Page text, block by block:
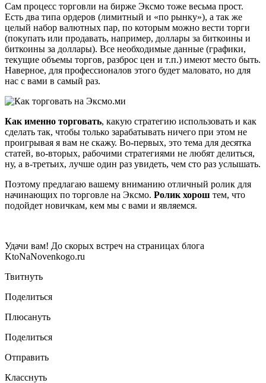
Сам процесс торговли на бирже Эксмо тоже весьма прост.
Есть два типа ордеров (лимитный и «по рынку»), а так же
целый набор валютных пар, по которым можно вести торги
(покупать или продавать, например, доллары за биткоины и
биткоины за доллары). Все необходимые данные (графики,
текущие объемы торгов, разброс цен и т.п.) имеют место быть.
Наверное, для профессионалов этого будет маловато, но для
нас с вами в самый раз.
Как именно торговать, какую стратегию использовать и как
сделать так, чтобы только зарабатывать ничего при этом не
проигрывая я вам не скажу. Во-первых, это тема для десятка
статей, во-вторых, рабочими стратегиями не любят делиться,
ну, а в-третьих, лучше один раз увидеть, чем сто раз услышать.
Поэтому предлагаю вашему вниманию отличный ролик для
начинающих по торговле на Эксмо. Ролик хорош тем, что
подойдет новичкам, кем мы с вами и являемся.
Удачи вам! До скорых встреч на страницах блога
KtoNaNovenkogo.ru
Твитнуть
Поделиться
Плюсануть
Поделиться
Отправить
Класснуть